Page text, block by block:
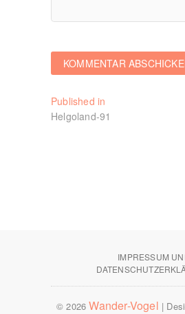
Published in
Helgoland-91
IMPRESSUM
© 2026Wander-Vogel |